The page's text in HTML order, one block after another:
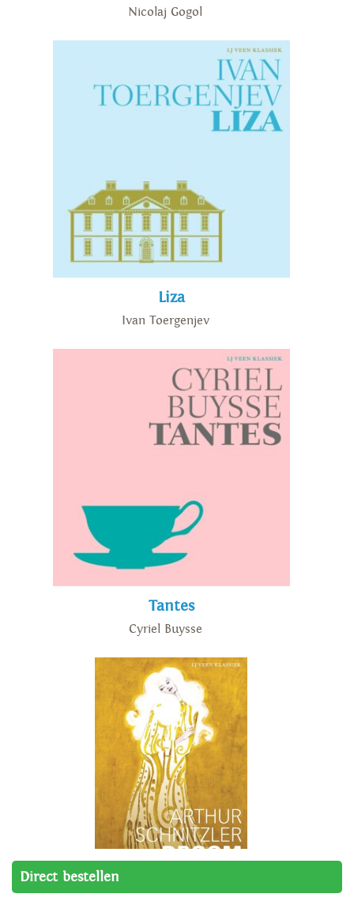
Direct bestellen
Nicolaj Gogol
Liza
Ivan Toergenjev
Tantes
Cyriel Buysse